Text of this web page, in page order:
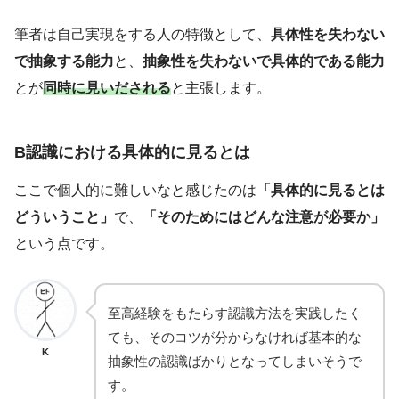
筆者は自己実現をする人の特徴として、 具体性を失わない
で抽象する能力と、 抽象性を失わないで具体的である能力
とが同時に見いだされると主張します。
B認識における具体的に見るとは
ここで個人的に難しいなと感じたのは 「具体的に見るとは
どういうこと」 で、
「そのためにはどんな注意が必要か」
という点です。
K
至高経験をもたらす認識方法を実践したく
ても、そのコツが分からなければ基本的な
抽象性の認識ばかりとなってしまいそうで
す。